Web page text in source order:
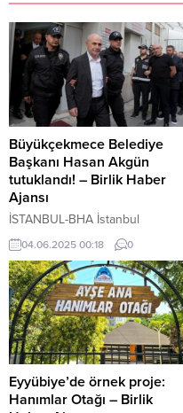
Büyükçekmece Belediye
Başkanı Hasan Akgün
tutuklandı! – Birlik Haber
Ajansı
İSTANBUL-BHA İstanbul
Cumhuriyet Başsavcılığı
tarafından yürütülen yolsuzluk
soruşturması kapsamında
gözaltına alınan Büyükçekmece
Belediye Başkanı Hasan Akgün
ve Belediye Başkan Yardımcısı
Ömer Kazancı, çıkarıldıkları
nöbetçi sulh ceza hakimliği
tarafından tutuklandı. Soruşturma
kapsamında, inşaat yoğunluğu
04.06.2025 00:18 0
Eyyübiye’de örnek proje:
Hanımlar Otağı – Birlik